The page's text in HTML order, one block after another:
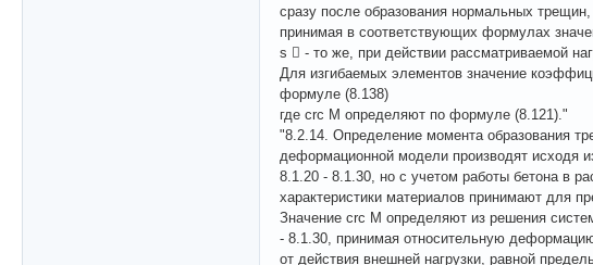
сразу после образования нормальных
принимая в соответствующих формулах
s  - то же, при действии рассматриваемой
Для изгибаемых элементов значение
формуле (8.138)
где crc M определяют по формуле (8.121)."
"8.2.14. Определение момента образования
деформационной модели производят исходя
8.1.20 - 8.1.30, но с учетом работы бетона в
характеристики материалов принимают для
Значение crc M определяют из решения
- 8.1.30, принимая относительную
от действия внешней нагрузки, равной